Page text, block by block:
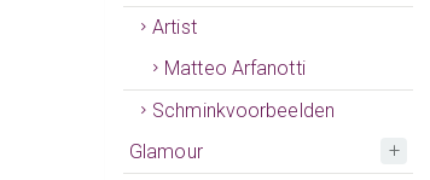
Artist
Matteo Arfanotti
Schminkvoorbeelden
Glamour